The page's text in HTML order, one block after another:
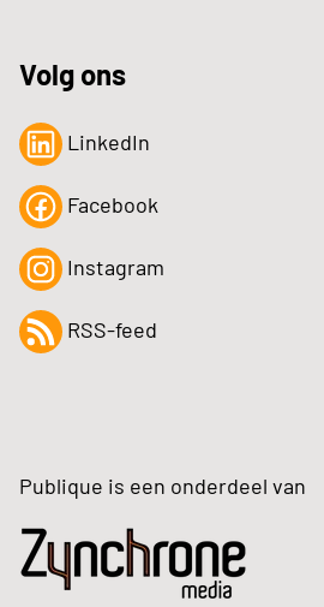
Volg ons
LinkedIn
Facebook
Instagram
RSS-feed
Publique is een onderdeel van